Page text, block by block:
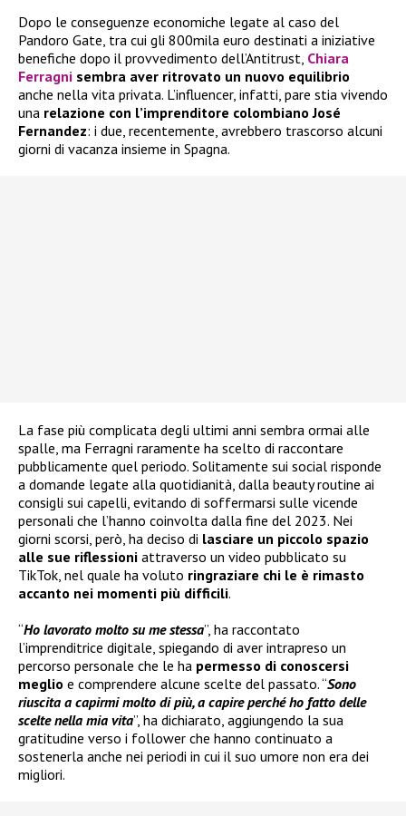
Dopo le conseguenze economiche legate al caso del
Pandoro Gate, tra cui gli 800mila euro destinati a iniziative
benefiche dopo il provvedimento dell’Antitrust, Chiara
Ferragni sembra aver ritrovato un nuovo equilibrio
anche nella vita privata. L’influencer, infatti, pare stia vivendo
una relazione con l’imprenditore colombiano José
Fernandez: i due, recentemente, avrebbero trascorso alcuni
giorni di vacanza insieme in Spagna.
La fase più complicata degli ultimi anni sembra ormai alle
spalle, ma Ferragni raramente ha scelto di raccontare
pubblicamente quel periodo. Solitamente sui social risponde
a domande legate alla quotidianità, dalla beauty routine ai
consigli sui capelli, evitando di soffermarsi sulle vicende
personali che l’hanno coinvolta dalla fine del 2023. Nei
giorni scorsi, però, ha deciso di lasciare un piccolo spazio
alle sue riflessioni attraverso un video pubblicato su
TikTok, nel quale ha voluto ringraziare chi le è rimasto
accanto nei momenti più difficili.
“Ho lavorato molto su me stessa”, ha raccontato
l’imprenditrice digitale, spiegando di aver intrapreso un
percorso personale che le ha permesso di conoscersi
meglio e comprendere alcune scelte del passato. “Sono
riuscita a capirmi molto di più, a capire perché ho fatto delle
scelte nella mia vita”, ha dichiarato, aggiungendo la sua
gratitudine verso i follower che hanno continuato a
sostenerla anche nei periodi in cui il suo umore non era dei
migliori.